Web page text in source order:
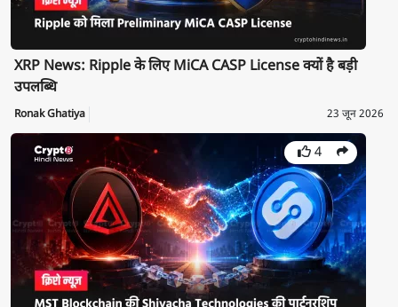
XRP News: Ripple के लिए MiCA CASP License क्यों है बड़ी
उपलब्धि
Ronak Ghatiya 23 जून 2026
4